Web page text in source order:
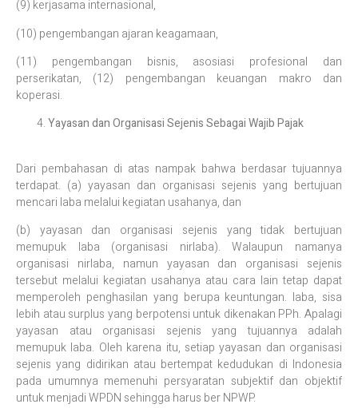
(9) kerjasama internasional,
(10) pengembangan ajaran keagamaan,
(11) pengembangan bisnis, asosiasi profesional dan
perserikatan, (12) pengembangan keuangan makro dan
koperasi.
Yayasan dan Organisasi Sejenis Sebagai Wajib Pajak
Dari pembahasan di atas nampak bahwa berdasar tujuannya
terdapat. (a) yayasan dan organisasi sejenis yang bertujuan
mencari laba melalui kegiatan usahanya, dan
(b) yayasan dan organisasi sejenis yang tidak bertujuan
memupuk laba (organisasi nirlaba). Walaupun namanya
organisasi nirlaba, namun yayasan dan organisasi sejenis
tersebut melalui kegiatan usahanya atau cara lain tetap dapat
memperoleh penghasilan yang berupa keuntungan. laba, sisa
lebih atau surplus yang berpotensi untuk dikenakan PPh. Apalagi
yayasan atau organisasi sejenis yang tujuannya adalah
memupuk laba. Oleh karena itu, setiap yayasan dan organisasi
sejenis yang didirikan atau bertempat kedudukan di Indonesia
pada umumnya memenuhi persyaratan subjektif dan objektif
untuk menjadi WPDN sehingga harus ber NPWP.